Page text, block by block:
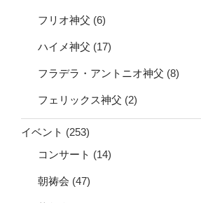
フリオ神父 (6)
ハイメ神父 (17)
フラデラ・アントニオ神父 (8)
フェリックス神父 (2)
イベント (253)
コンサート (14)
朝祷会 (47)